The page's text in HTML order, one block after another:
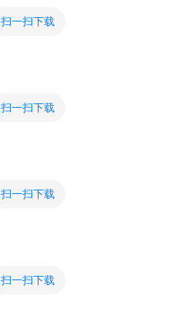
扫一扫下载
扫一扫下载
扫一扫下载
扫一扫下载